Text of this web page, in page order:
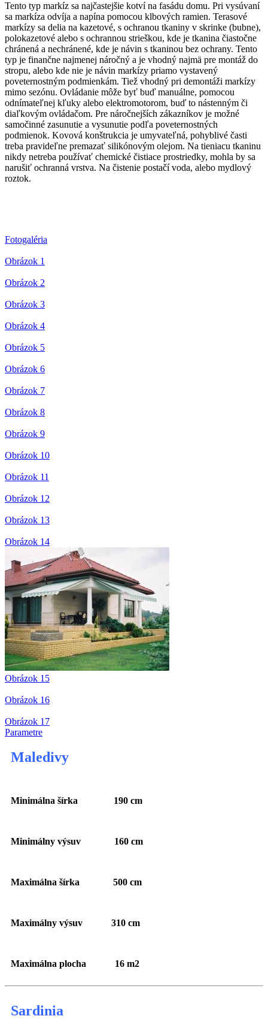
Tento typ markíz sa najčastejšie kotví na fasádu domu. Pri vysúvaní
sa markíza odvíja a napína pomocou klbových ramien. Terasové
markízy sa delia na kazetové, s ochranou tkaniny v skrinke (bubne),
polokazetové alebo s ochrannou strieškou, kde je tkanina čiastočne
chránená a nechránené, kde je návin s tkaninou bez ochrany. Tento
typ je finančne najmenej náročný a je vhodný najmä pre montáž do
stropu, alebo kde nie je návin markízy priamo vystavený
poveternostným podmienkám. Tiež vhodný pri demontáži markízy
mimo sezónu. Ovládanie môže byť buď manuálne, pomocou
odnímateľnej kľuky alebo elektromotorom, buď to nástenným či
diaľkovým ovládačom. Pre náročnejších zákazníkov je možné
samočinné zasunutie a vysunutie podľa poveternostných
podmienok. Kovová konštrukcia je umyvateľná, pohyblivé časti
treba pravideľne premazať silikónovým olejom. Na tieniacu tkaninu
nikdy netreba používať chemické čistiace prostriedky, mohla by sa
narušiť ochranná vrstva. Na čistenie postačí voda, alebo mydlový
roztok.
Fotogaléria
Obrázok 1
Obrázok 2
Obrázok 3
Obrázok 4
Obrázok 5
Obrázok 6
Obrázok 7
Obrázok 8
Obrázok 9
Obrázok 10
Obrázok 11
Obrázok 12
Obrázok 13
Obrázok 14
Obrázok 15
Obrázok 16
Obrázok 17
Parametre
Maledivy
Minimálna šírka 190 cm
Minimálny výsuv 160 cm
Maximálna šírka 500 cm
Maximálny výsuv 310 cm
Maximálna plocha 16 m2
Sardinia